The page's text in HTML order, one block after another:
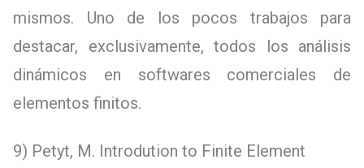
mismos. Uno de los pocos trabajos para
destacar, exclusivamente, todos los análisis
dinámicos en softwares comerciales de
elementos finitos.
9) Petyt, M. Introdution to Finite Element